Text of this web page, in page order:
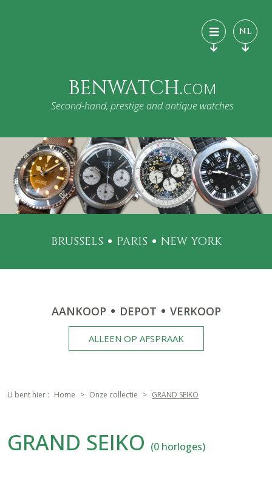
NL
BENWATCH.COM
Second-hand, prestige and antique watches
BRUSSELS PARIS NEW YORK
AANKOOP DEPOT VERKOOP
ALLEEN OP AFSPRAAK
U bent hier : Home Onze collectie GRAND SEIKO
GRAND SEIKO (0 horloges)